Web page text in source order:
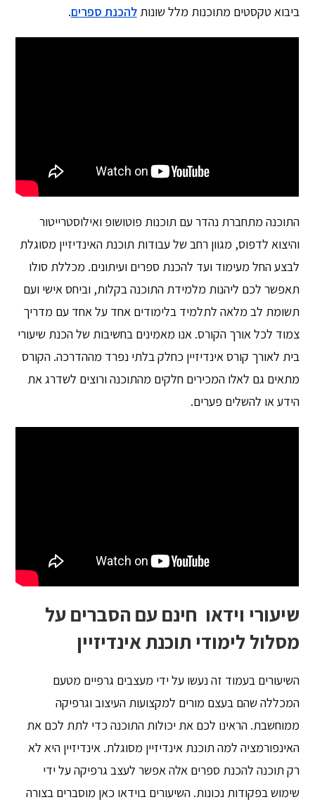
ביבוא טקסטים מתוכנות מלל שונותלהכנת ספרים.
התוכנה מתחברת נהדר עם תוכנות פוטושופ ואילוסטרייטור
והיצוא לדפוס, מגוון רחב של עבודות תוכנת האינדיזיין מסוגלת
לבצע החל מעימוד ועד להכנת ספרים ועיתונים. מכללת סולו
תאפשר לכם ליהנות מלמידת התוכנה בקלות, וביחס אישי ועם
תשומת לב מלאה לתלמיד בלימודים אחד על אחד עם מדריך
צמוד לכל אורך הקורס. אנו מאמינים בחשיבות של הכנת שיעורי
בית לאורך קורס אינדיזיין כחלק בלתי נפרד מההדרכה. הקורס
מתאים גם לאלו המכירים חלקים מהתוכנה ורוצים לשדרג את
הידע או להשלים פערים.
שיעורי וידאו חינם עם הסברים על
מסלול לימודי תוכנת אינדיזיין
השיעורים בעמוד זה נעשו על ידי מעצבים גרפיים מטעם
המכללה שהם בעצם מורים למקצועות העיצוב וגרפיקה
ממוחשבת. הראינו לכם את יכולות התוכנה כדי לתת לכם את
האינפורמציה למה תוכנת אינדיזיין מסוגלת. אינדיזיין היא לא
רק תוכנה להכנת ספרים אלה אפשר לעצב גרפיקה על ידי
שימוש בפקודות נכונות. השיעורים בוידאו כאן מוסברים בצורה